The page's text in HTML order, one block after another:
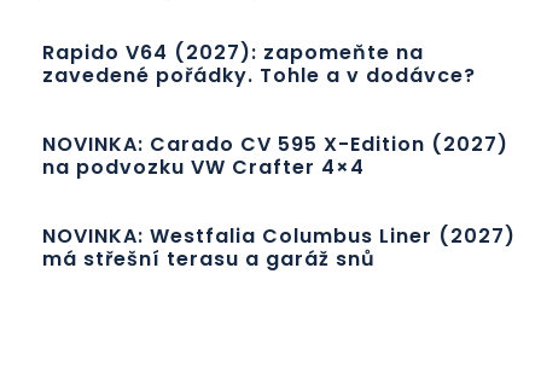
Rapido V64 (2027): zapomeňte na
zavedené pořádky. Tohle a v dodávce?
NOVINKA: Carado CV 595 X-Edition (2027)
na podvozku VW Crafter 4×4
NOVINKA: Westfalia Columbus Liner (2027)
má střešní terasu a garáž snů